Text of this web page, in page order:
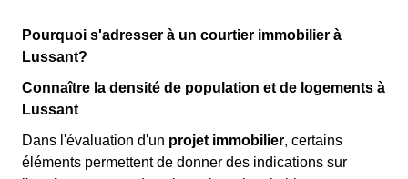
Pourquoi s'adresser à un courtier immobilier à
Lussant?
Connaître la densité de population et de logements à
Lussant
Dans l'évaluation d'un projet immobilier, certains
éléments permettent de donner des indications sur